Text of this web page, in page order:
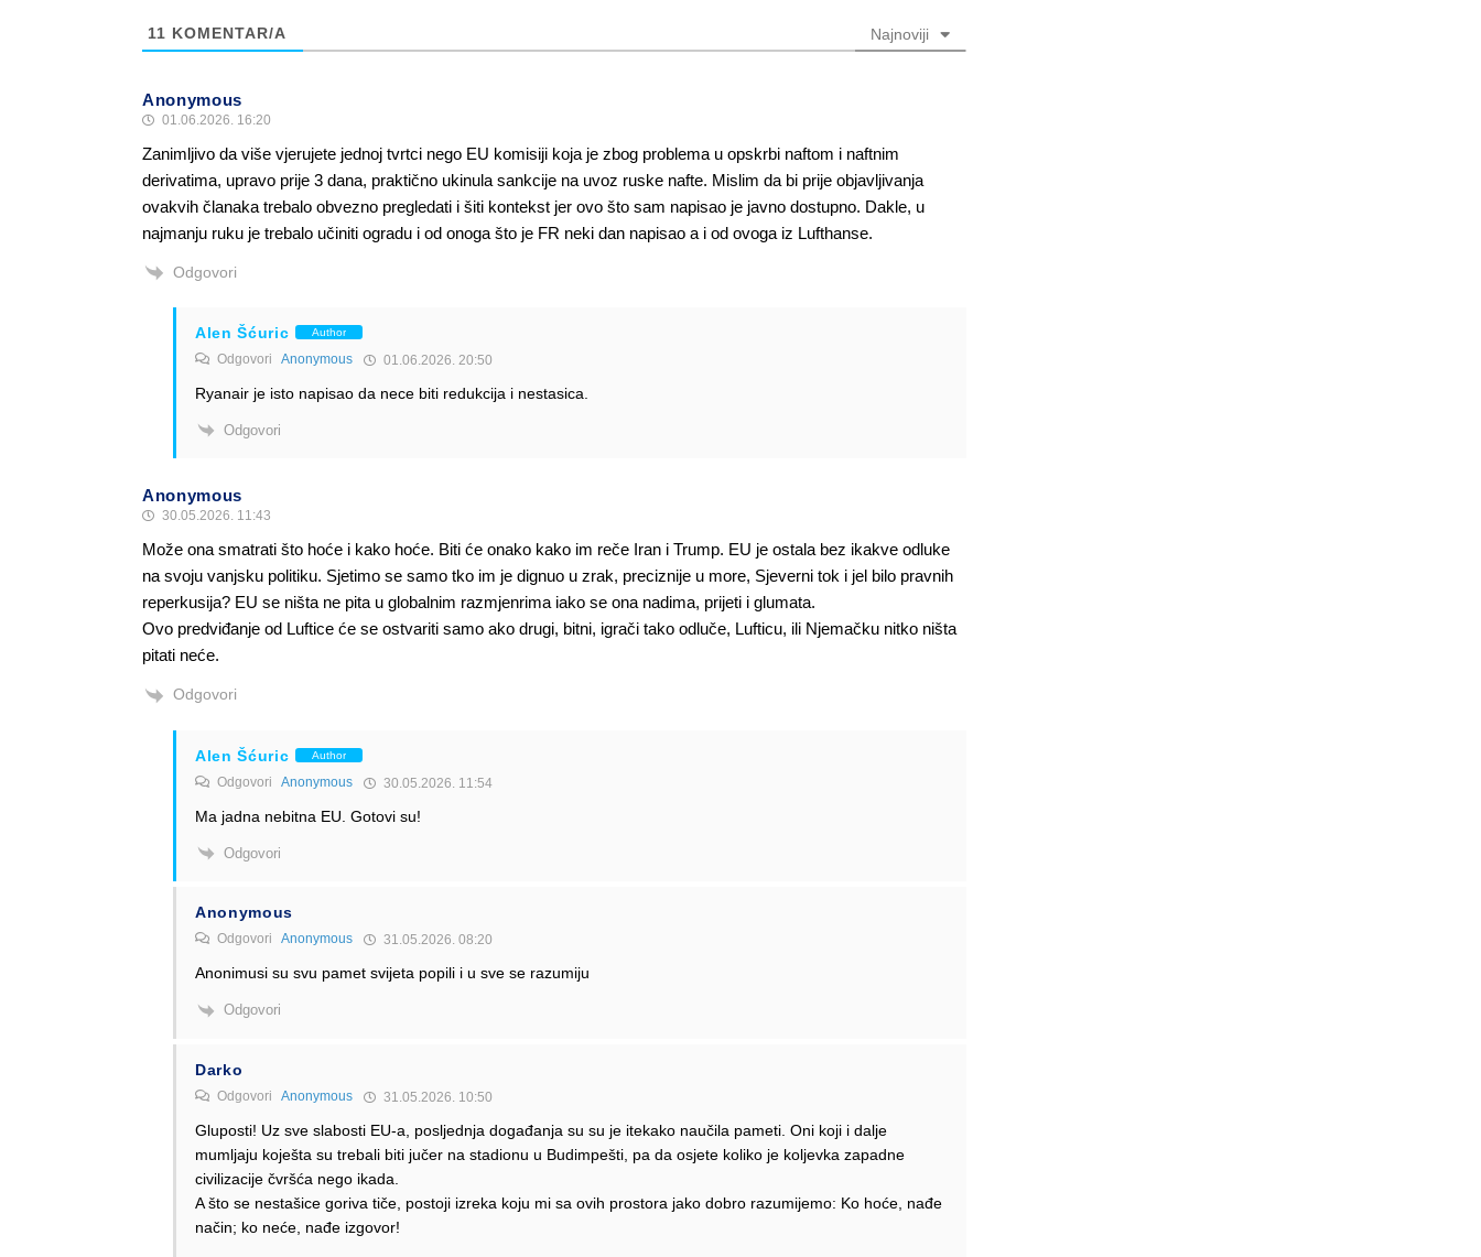
11 KOMENTAR/A Najnoviji
Anonymous
01.06.2026. 16:20
Zanimljivo da više vjerujete jednoj tvrtci nego EU komisiji koja je zbog problema u opskrbi naftom i naftnim
derivatima, upravo prije 3 dana, praktično ukinula sankcije na uvoz ruske nafte. Mislim da bi prije objavljivanja
ovakvih članaka trebalo obvezno pregledati i šiti kontekst jer ovo što sam napisao je javno dostupno. Dakle, u
najmanju ruku je trebalo učiniti ogradu i od onoga što je FR neki dan napisao a i od ovoga iz Lufthanse.
Odgovori
Alen Šćuric Author
Odgovori Anonymous 01.06.2026. 20:50
Ryanair je isto napisao da nece biti redukcija i nestasica.
Odgovori
Anonymous
30.05.2026. 11:43
Može ona smatrati što hoće i kako hoće. Biti će onako kako im reče Iran i Trump. EU je ostala bez ikakve odluke
na svoju vanjsku politiku. Sjetimo se samo tko im je dignuo u zrak, preciznije u more, Sjeverni tok i jel bilo pravnih
reperkusija? EU se ništa ne pita u globalnim razmjenrima iako se ona nadima, prijeti i glumata.
Ovo predviđanje od Luftice će se ostvariti samo ako drugi, bitni, igrači tako odluče, Lufticu, ili Njemačku nitko ništa
pitati neće.
Odgovori
Alen Šćuric Author
Odgovori Anonymous 30.05.2026. 11:54
Ma jadna nebitna EU. Gotovi su!
Odgovori
Anonymous
Odgovori Anonymous 31.05.2026. 08:20
Anonimusi su svu pamet svijeta popili i u sve se razumiju
Odgovori
Darko
Odgovori Anonymous 31.05.2026. 10:50
Gluposti! Uz sve slabosti EU-a, posljednja događanja su su je itekako naučila pameti. Oni koji i dalje
mumljaju koješta su trebali biti jučer na stadionu u Budimpešti, pa da osjete koliko je koljevka zapadne
civilizacije čvršća nego ikada.
A što se nestašice goriva tiče, postoji izreka koju mi sa ovih prostora jako dobro razumijemo: Ko hoće, nađe
način; ko neće, nađe izgovor!